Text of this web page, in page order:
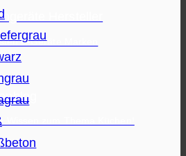
Hersteller
E-Geräte Marken
Wissen zum Thema Küchen!